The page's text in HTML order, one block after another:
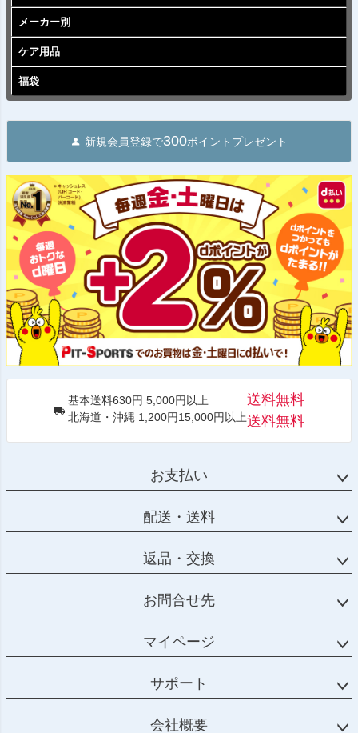
メーカー別
ケア用品
福袋
新規会員登録で300ポイントプレゼント
基本送料630円 5,000円以上
北海道・沖縄 1,200円15,000円以上
送料無料
送料無料
お支払い
配送・送料
返品・交換
お問合せ先
マイページ
サポート
会社概要